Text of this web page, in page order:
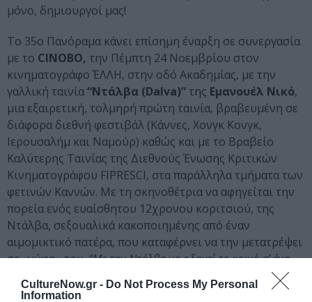
CultureNow.gr - Do Not Process My Personal
Information
μόνο, δημιουργοί μας!
Το 35ο Πανόραμα κάνει επίσημη έναρξη σε συνεργασία
με το CINOBO, την Πέμπτη 24 Νοεμβρίου στον
κινηματογράφο ΈΛΛΗ, στην οδό Ακαδημίας, με την
γαλλική ταινία“Ντάλβα (Dalva)” της Εμανουέλ Νικό,
μια εξαιρετική, τολμηρή πρώτη ταινία, βραβευμένη σε
διάφορα διεθνή φεστιβάλ (Κάννες, Χονγκ Κονγκ,
Ιερουσαλήμ και Ναμούρ) καθώς και με το Βραβείο
Καλύτερης Ταινίας της Διεθνούς Ένωσης Κριτικών
Κινηματογράφου FIPRESCI, στα παράλληλα τμήματα των
φετινών Καννών. Με τη σκηνοθέτρια να αφηγείται την
πορεία ενός ευαίσθητου 12χρονου κοριτσιού, της
Ντάλβα, σεξουαλικά κακοποιημένης από έναν
αιμομικτικό πατέρα, που καταφέρνει να την μετατρέψει
σε «νύφη» του.“Με την Ντάλβα να οδηγεί το κοινό σ’ ένα
παράξενο ψυχολογικό ταξίδι: στον μακρύ και οδυνηρό
δρόμο της επιστροφής στην παιδική ηλικία, μετά τον